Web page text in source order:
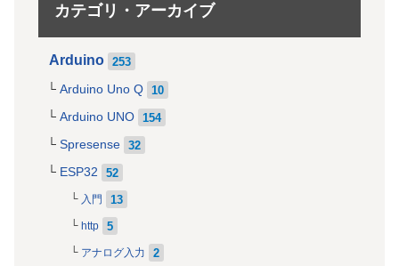
カテゴリ・アーカイブ
Arduino 253
Arduino Uno Q 10
Arduino UNO 154
Spresense 32
ESP32 52
入門 13
http 5
アナログ入力 2